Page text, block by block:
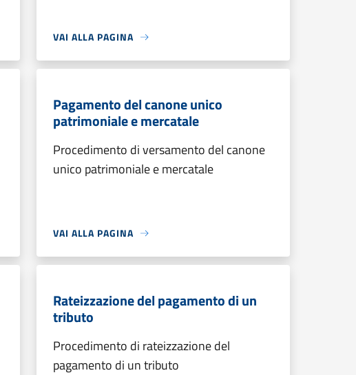
VAI ALLA PAGINA
Pagamento del canone unico
patrimoniale e mercatale
Procedimento di versamento del canone
unico patrimoniale e mercatale
VAI ALLA PAGINA
Rateizzazione del pagamento di un
tributo
Procedimento di rateizzazione del
pagamento di un tributo